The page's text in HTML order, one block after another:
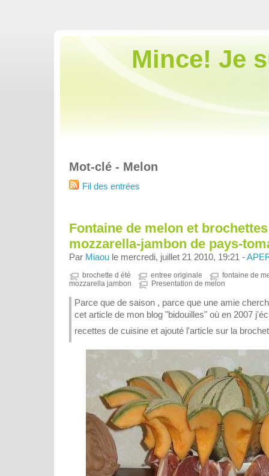
Mince! Je
Mot-clé - Melon
Fil des entrées
Fontaine de melon et
mozzarella-jambon de pays-
Par Miaou le mercredi, juillet 21 2010, 19:21 -
brochette d été entree originale
fontaine de
mozzarella jambon
Presentation de melon
Parce que de saison , parce que une amie
cet article de mon blog "bidouilles" où en 2007
recettes de cuisine et ajouté l'article sur la